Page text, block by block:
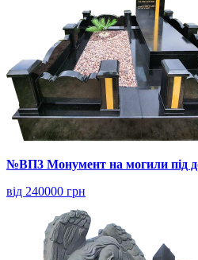
№ВП3 Монумент на могили під
від 240000 грн